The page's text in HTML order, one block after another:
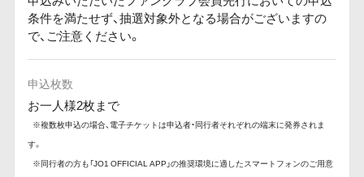
条件を満たせず、抽選対象外となる場合がございますの
で、ご注意ください。
申込枚数
お一人様2枚まで
※複数枚申込の場合、電子チケットは申込者・同行者それぞれの端末に発券されま
す。
※同行者の方も「JO1 OFFICIAL APP」の推奨環境に適したスマートフォンのご用意